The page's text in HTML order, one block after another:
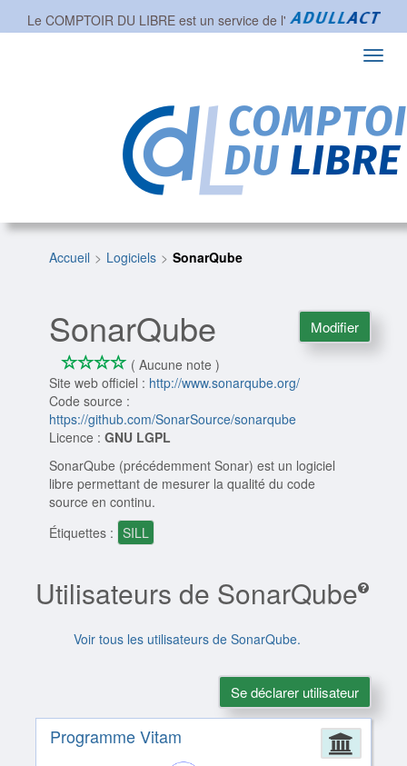
Le COMPTOIR DU LIBRE est un service de l'
Accueil Logiciels SonarQube
SonarQube
*** *
0/4
( Aucune note )
Site web officiel : http://www.sonarqube.org/
Code source :
https://github.com/SonarSource/sonarqube
Licence :GNU LGPL
SonarQube (précédemment Sonar) est un logiciel
libre permettant de mesurer la qualité du code
source en continu.
Étiquettes : SILL
Modifier
Utilisateurs de SonarQube
Voir tous les utilisateurs de SonarQube.
Se déclarer utilisateur
Programme Vitam